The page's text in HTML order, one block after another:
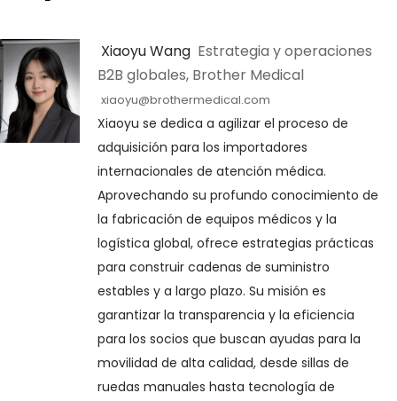
Xiaoyu Wang Estrategia y operaciones
B2B globales, Brother Medical
xiaoyu@brothermedical.com
Xiaoyu se dedica a agilizar el proceso de
adquisición para los importadores
internacionales de atención médica.
Aprovechando su profundo conocimiento de
la fabricación de equipos médicos y la
logística global, ofrece estrategias prácticas
para construir cadenas de suministro
estables y a largo plazo. Su misión es
garantizar la transparencia y la eficiencia
para los socios que buscan ayudas para la
movilidad de alta calidad, desde sillas de
ruedas manuales hasta tecnología de